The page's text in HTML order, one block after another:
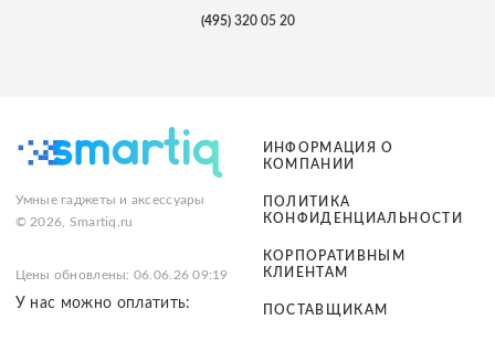
(495)320 05 20
Умные гаджеты и аксессуары
© 2026, Smartiq.ru
Цены обновлены: 06.06.26 09:19
У нас можно оплатить:
ИНФОРМАЦИЯ О
КОМПАНИИ
ПОЛИТИКА
КОНФИДЕНЦИАЛЬНОСТИ
КОРПОРАТИВНЫМ
КЛИЕНТАМ
ПОСТАВЩИКАМ